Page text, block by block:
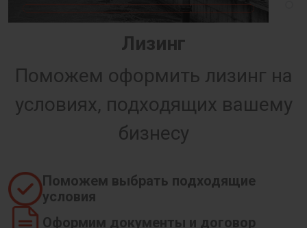
Лизинг
Поможем оформить лизинг на
условиях, подходящих вашему
бизнесу
Поможем выбрать подходящие
условия
Оформим документы и договор